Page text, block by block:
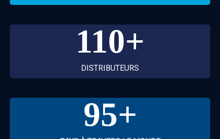
110+
DISTRIBUTEURS
95+